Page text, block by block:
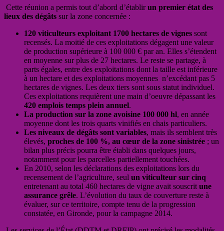
Cette réunion a permis tout d’abord d’établirun premier état des
lieux des dégâts sur la zone concernée :
120 viticulteurs exploitant 1700 hectares de vignes sont
recensés. La moitié de ces exploitations dégagent une valeur
de production supérieure à 100 000 € par an. Elles s’étendent
en moyenne sur plus de 27 hectares. Le reste se partage, à
parts égales, entre des exploitations dont la taille est inférieure
à un hectare et des exploitations moyennes n’excédant pas 5
hectares de vignes. Les deux tiers sont sous statut individuel.
Ces exploitations requièrent une main d’oeuvre dépassant les
420 emplois temps plein annuel.
La production sur la zone avoisine 100 000 hl, en année
moyenne dont les trois quarts vinifiés en chais particuliers.
Les niveaux de dégâts sont variables, mais ils semblent très
élevés, proches de 100 %, au cœur de la zone sinistrée ; un
bilan plus précis pourra être établi dans quelques jours,
notamment pour les parcelles partiellement touchées.
En 2010, selon les déclarations des exploitations lors du
recensement de l’agriculture, seul un viticulteur sur cinq
entretenant au total 460 hectares de vigne avait souscrit une
assurance grêle. L’évolution du taux de couverture reste à
évaluer, sur ce territoire, compte tenu de la progression
constatée, en Gironde, pour la campagne 2014.